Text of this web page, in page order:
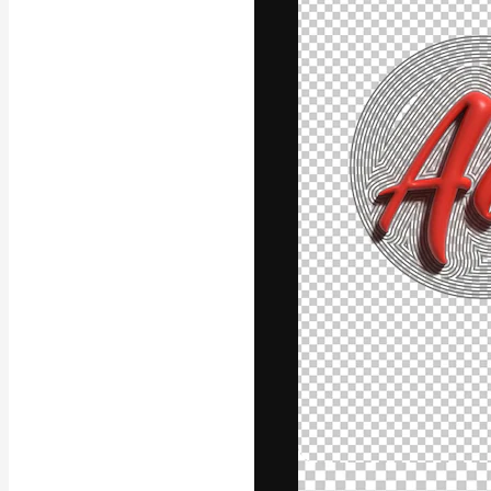
La plataforma
trabajo. Más
entre
estudios.
Español
Copyright ©